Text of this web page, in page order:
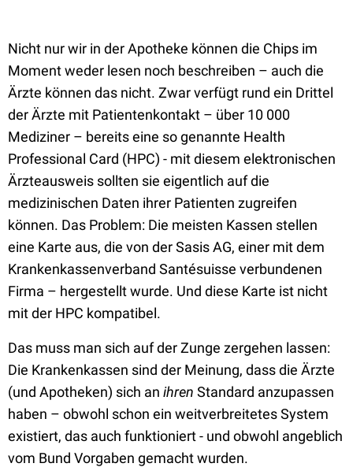
Nicht nur wir in der Apotheke können die Chips im
Moment weder lesen noch beschreiben – auch die
Ärzte können das nicht. Zwar verfügt rund ein Drittel
der Ärzte mit Patientenkontakt – über 10 000
Mediziner – bereits eine so genannte Health
Professional Card (HPC) - mit diesem elektronischen
Ärzteausweis sollten sie eigentlich auf die
medizinischen Daten ihrer Patienten zugreifen
können. Das Problem: Die meisten Kassen stellen
eine Karte aus, die von der Sasis AG, einer mit dem
Krankenkassenverband Santésuisse verbundenen
Firma – hergestellt wurde. Und diese Karte ist nicht
mit der HPC kompatibel.
Das muss man sich auf der Zunge zergehen lassen:
Die Krankenkassen sind der Meinung, dass die Ärzte
(und Apotheken) sich an ihren Standard anzupassen
haben – obwohl schon ein weitverbreitetes System
existiert, das auch funktioniert - und obwohl angeblich
vom Bund Vorgaben gemacht wurden.